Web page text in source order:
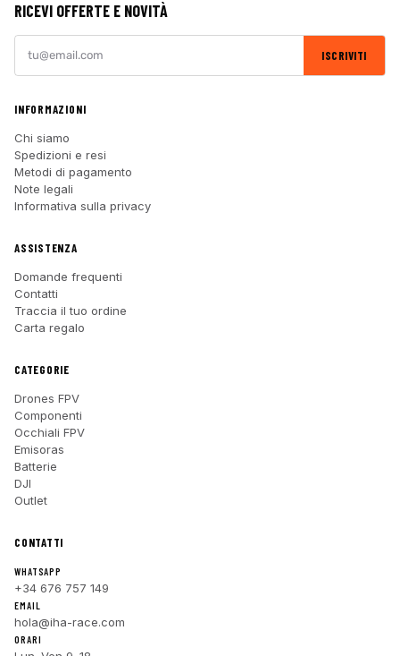
RICEVI OFFERTE E NOVITÀ
ISCRIVITI
INFORMAZIONI
Chi siamo
Spedizioni e resi
Metodi di pagamento
Note legali
Informativa sulla privacy
ASSISTENZA
Domande frequenti
Contatti
Traccia il tuo ordine
Carta regalo
CATEGORIE
Drones FPV
Componenti
Occhiali FPV
Emisoras
Batterie
DJI
Outlet
CONTATTI
WHATSAPP
+34 676 757 149
EMAIL
hola@iha-race.com
ORARI